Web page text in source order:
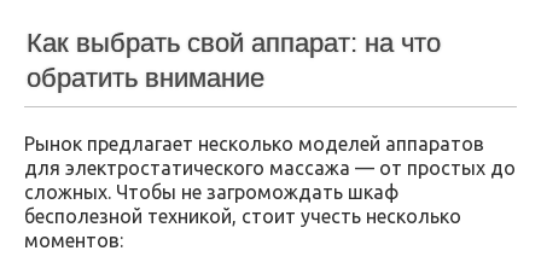
Как выбрать свой аппарат: на что
обратить внимание
Рынок предлагает несколько моделей аппаратов
для электростатического массажа — от простых до
сложных. Чтобы не загромождать шкаф
бесполезной техникой, стоит учесть несколько
моментов: